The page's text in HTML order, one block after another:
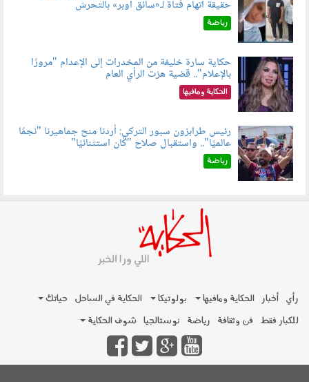
060804.jpg حقيقة اتهام فتاة لـ«سائق أوبر» بالتحرش
رياضة
060801.jpeg
حكاية سارة خليفة من المخدرات إلى الإعدام "مرورًا
بالإعلام".. قضية هزت الرأي العام
الحكاية ومافيها
060803.jpg
رئيس طرابزون سبور التركي: أردنا منح جماهيرنا "نجمًا
عالميًا".. واستقبال صلاح "كان استثنائيًا"
رياضة
رأي أخبار الحكاية ومافيها بولوتيكا الحكاية في الساحل
حياتك
للكبار فقط فن وثقافة رياضة نوستالجيا شوف الحكاية